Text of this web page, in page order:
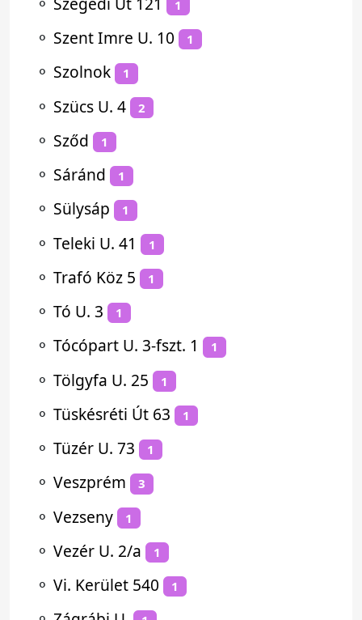
1
⚬ Szent Imre U. 10 1
⚬ Szolnok 1
⚬ Szücs U. 4 2
⚬ Sződ 1
⚬ Sáránd 1
⚬ Sülysáp 1
⚬ Teleki U. 41 1
⚬ Trafó Köz 5 1
⚬ Tó U. 3 1
⚬ Tócópart U. 3-fszt. 1 1
⚬ Tölgyfa U. 25 1
⚬ Tüskésréti Út 63 1
⚬ Tüzér U. 73 1
⚬ Veszprém 3
⚬ Vezseny 1
⚬ Vezér U. 2/a 1
⚬ Vi. Kerület 540 1